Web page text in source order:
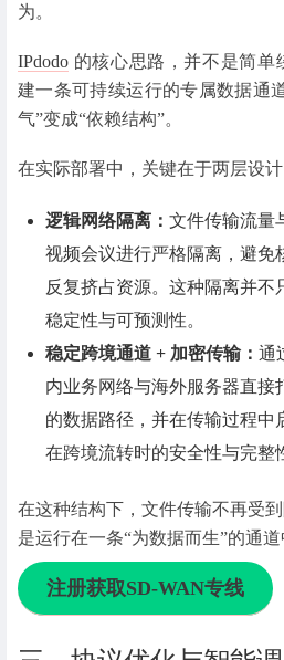
为。
IPdodo 的核心思路，并不是简单
建一条可持续运行的专属数据通
气”变成“依赖结构”。
在实际部署中，关键在于两层设计
逻辑网络隔离：文件传输流量
视频会议进行严格隔离，避免
反复挤占资源。这种隔离并不
稳定性与可预测性。
稳定跨境通道 + 加密传输：通
内业务网络与海外服务器直接
的数据路径，并在传输过程中
在跨境流转时的安全性与完整
在这种结构下，文件传输不再受
是运行在一条“为数据而生”的通道
注册获取SD-WAN专线